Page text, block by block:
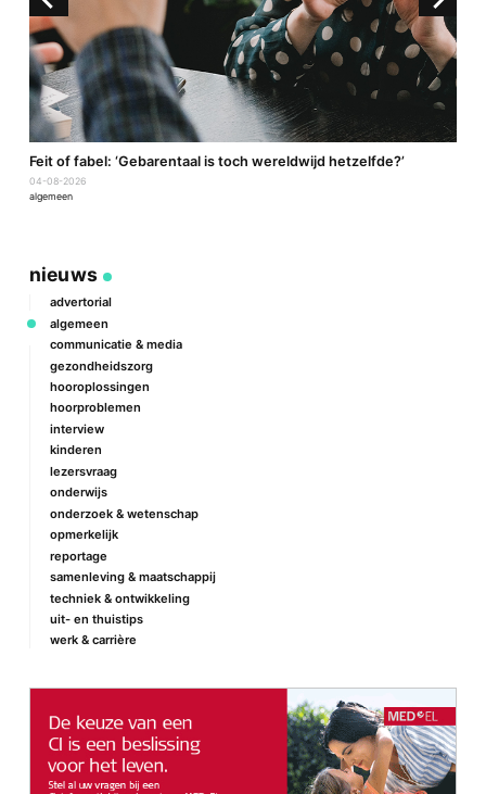
Feit of fabel: ‘Gebarentaal is toch wereldwijd hetzelfde?’
04-08-2026
algemeen
nieuws
advertorial
algemeen
communicatie & media
gezondheidszorg
hooroplossingen
hoorproblemen
interview
kinderen
lezersvraag
onderwijs
onderzoek & wetenschap
opmerkelijk
reportage
samenleving & maatschappij
techniek & ontwikkeling
uit- en thuistips
werk & carrière